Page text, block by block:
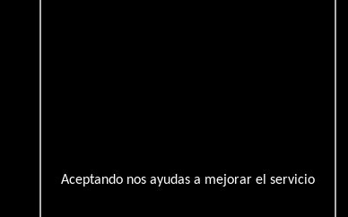
Aceptando nos ayudas a mejorar el servicio